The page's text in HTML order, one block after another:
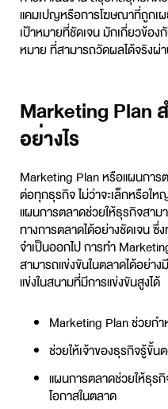
แคมเปญหรือการโฆษณาที่ถูกเ
เป้าหมายที่ชัดเจน มักเกี่ยวข้อง
หมาย ที่สามารถวัดผลได้จริงผ่
Marketing Plan
อย่างไร
Marketing Plan หรือแผนกา
ต่อทุกธุรกิจ ไม่ว่าจะเล็กหรือใ
แผนการตลาดช่วยให้ธุรกิจสาม
ทางการตลาดได้อย่างชัดเจน ซึ่
จำเป็นออกไป การทำ
สามารถแข่งขันในตลาดได้อย่า
แข่งในสนามที่มีการแข่งขันสูงได้
Marketing Plan ช่วยก
ช่วยให้เจ้าของธุรกิจรู้ขั้น
แผนการตลาดช่วยให้ธุรกิ
โอกาสในตลาด